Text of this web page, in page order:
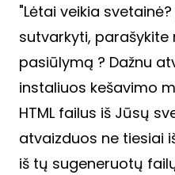
"Lėtai veikia
sutvarkyti,
pasiūlymą ? Dažnu
instaliuos kešavimo
HTML failus iš Jūsų
atvaizduos ne tiesiai
iš tų sugeneruotų